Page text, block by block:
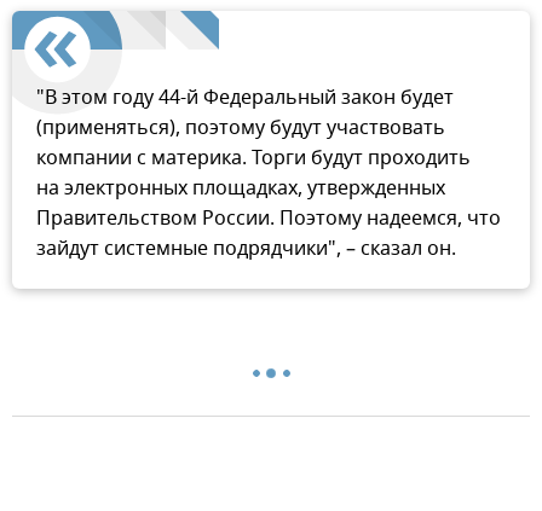
"В этом году 44-й Федеральный закон будет
(применяться), поэтому будут участвовать
компании с материка. Торги будут проходить
на электронных площадках, утвержденных
Правительством России. Поэтому надеемся, что
зайдут системные подрядчики", – сказал он.